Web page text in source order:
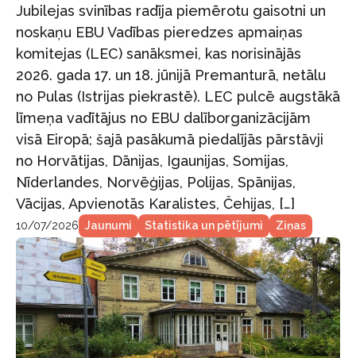
Jubilejas svinības radīja piemērotu gaisotni un
noskaņu EBU Vadības pieredzes apmaiņas
komitejas (LEC) sanāksmei, kas norisinājās
2026. gada 17. un 18. jūnijā Premanturā, netālu
no Pulas (Istrijas piekrastē). LEC pulcē augstākā
līmeņa vadītājus no EBU dalīborganizācijām
visā Eiropā; šajā pasākumā piedalījās pārstāvji
no Horvātijas, Dānijas, Igaunijas, Somijas,
Nīderlandes, Norvēģijas, Polijas, Spānijas,
Vācijas, Apvienotās Karalistes, Čehijas, […]
10/07/2026 Jaunumi Statistika un pētījumi Ziņas